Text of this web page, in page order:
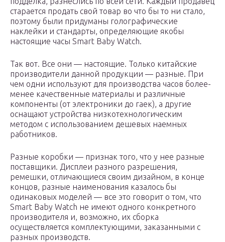
старается продать свой товар во что бы то ни стало,
поэтому были придуманы голографические
наклейки и стандарты, определяющие якобы
настоящие часы Smart Baby Watch.
Так вот. Все они — настоящие. Только китайские
производители данной продукции — разные. При
чем одни используют для производства часов более-
менее качественные материалы и различные
компоненты (от электроники до гаек), а другие
оснащают устройства низкотехнологическим
методом с использованием дешевых наемных
работников.
Разные коробки — признак того, что у нее разные
поставщики. Дисплеи разного разрешения,
ремешки, отличающиеся своим дизайном, в конце
концов, разные наименования казалось бы
одинаковых моделей — все это говорит о том, что
Smart Baby Watch не имеют одного конкретного
производителя и, возможно, их сборка
осуществляется комплектующими, заказанными с
разных производств.